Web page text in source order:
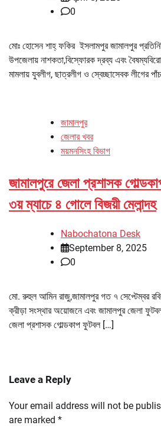
0
মোঃ হোসেন শাহ্ ফকির ইসলামপুর জামালপুর
উপজেলায় নাশকতা,বিস্ফোরক দ্রব্য এবং
মামলায় যুবলীগ, ছাত্রলীগ ও স্বেচ্ছাসেবক লীগের
জামালপুর
জেলার খবর
ময়মনসিংহ বিভাগ
জামালপুরে জেলা প্রশাসক
৩য় ম্যাচে ৪ গোলে বিজয়ী মেলান্দহ
Nabochatona Desk
September 8, 2025
0
মো. রুহুল আমিন রাজু,জামালপুর গত ৭ সেপ্টেম্বর
ক্রীড়া সংস্থার অয়োজনে এবং জামালপুর জেলা
জেলা প্রশাসক গোল্ডকাপ ফুটবল […]
Leave a Reply
Your email address will not be
are marked *